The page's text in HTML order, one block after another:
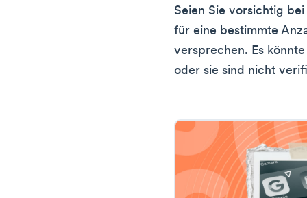
Seien Sie vorsichtig
für eine bestimmte
versprechen. Es
oder sie sind nicht